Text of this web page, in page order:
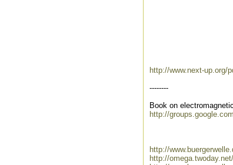
http://www.next-up.org/
--------
Book on
http://
http://
http://